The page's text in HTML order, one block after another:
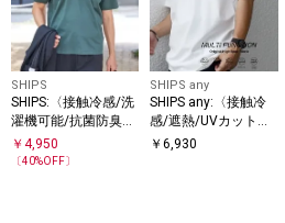
SHIPS
SHIPS:〈接触冷感/洗
濯機可能/抗菌防臭〉
COOL TOUCH サマー
Tシャツ
￥ 4,950
〔40%OFF〕
SHIPS any
SHIPS any:〈接触冷
感/遮熱/UVカット機
能等〉サマーファン
￥6,930